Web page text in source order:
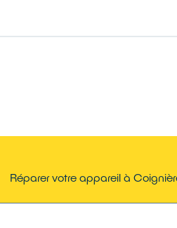
Réparer votre appareil à